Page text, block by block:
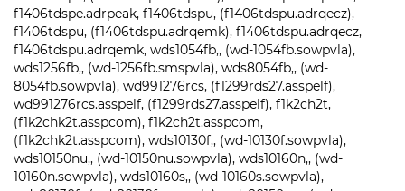
f1406tdspe.adrpeak, f1406tdspu, (f1406tdspu.adrqecz),
f1406tdspu, (f1406tdspu.adrqemk), f1406tdspu.adrqecz,
f1406tdspu.adrqemk, wds1054fb,, (wd-1054fb.sowpvla),
wds1256fb,, (wd-1256fb.smspvla), wds8054fb,, (wd-
8054fb.sowpvla), wd991276rcs, (f1299rds27.asspelf),
wd991276rcs.asspelf, (f1299rds27.asspelf), f1k2ch2t,
(f1k2chk2t.asspcom), f1k2ch2t.asspcom,
(f1k2chk2t.asspcom), wds10130f,, (wd-10130f.sowpvla),
wds10150nu,, (wd-10150nu.sowpvla), wds10160n,, (wd-
10160n.sowpvla), wds10160s,, (wd-10160s.sowpvla),